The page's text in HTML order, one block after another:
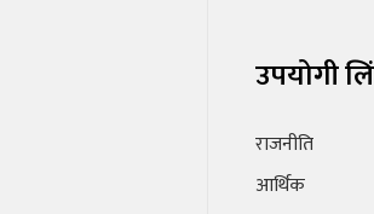
उपयोगी
राजनीति
आर्थिक